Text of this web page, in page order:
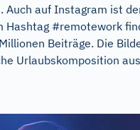
Auch auf Instagram ist
Hashtag #remotework
Beiträge. Die
Urlaubskomposition